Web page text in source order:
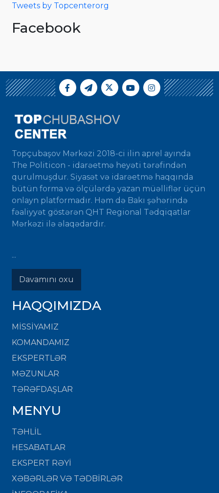
Tweets by Topcenterorg
Facebook
Topçubaşov Mərkəzi 2018-ci ilin aprel ayında
The Politicon - idarəetmə heyəti tərəfindən
qurulmuşdur. Siyasət və idarəetmə haqqında
bütün forma və ölçülərdə yazan müəlliflər üçün
onlayn platformadır. Həm də Bakı şəhərində
fəaliyyət göstərən QHT Regional Tədqiqatlar
Mərkəzi ilə əlaqədardır.
...
Davamını oxu
HAQQIMIZDA
MISSIYAMIZ
KOMANDAMIZ
EKSPERTLƏR
MƏZUNLAR
TƏRƏFDAŞLAR
MENYU
TƏHLİL
HESABATLAR
EKSPERT RƏYİ
XƏBƏRLƏR VƏ TƏDBİRLƏR